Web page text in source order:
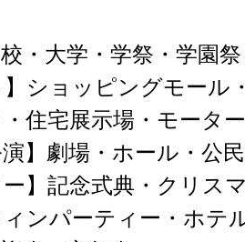
校・大学・学祭・学園
】ショッピングモール
住宅展示場・モータ
演】劇場・ホール・公
ー】記念式典・クリス
ンパーティー・ホテ